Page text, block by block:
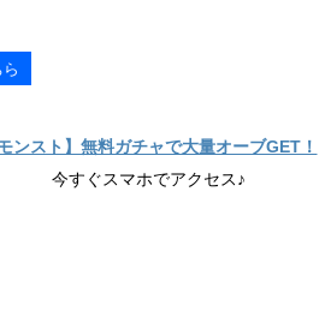
モンスト】無料ガチャで大量オーブGET！
今すぐスマホでアクセス♪